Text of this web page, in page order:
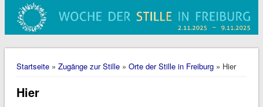
Sie sind hier
Startseite» Zugänge zur Stille» Orte der Stille in Freiburg» Hier
Hier